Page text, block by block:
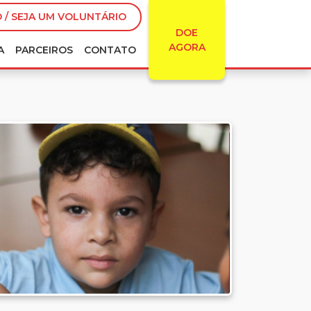
/ SEJA UM VOLUNTÁRIO
DOE
AGORA
PARCEIROS CONTATO